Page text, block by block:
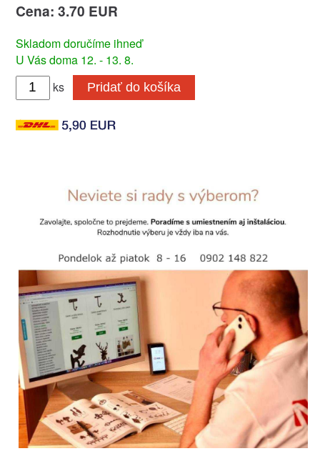
Cena: 3.70 EUR
Skladom doručíme ihneď
U Vás doma 12. - 13. 8.
ks
Pridať do košíka